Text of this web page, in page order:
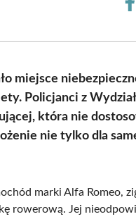
miejsce
Policjanci z
która nie
nie tylko dla
marki Alfa Romeo,
rowerową. Jej